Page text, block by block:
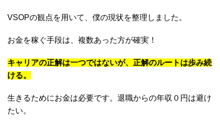
VSOPの観点を用いて、僕の現状を整理しました。
お金を稼ぐ手段は、複数あった方が確実！
キャリアの正解は一つではないが、正解のルートは歩み続
ける。
生きるためにお金は必要です。退職からの年収０円は避け
たい。